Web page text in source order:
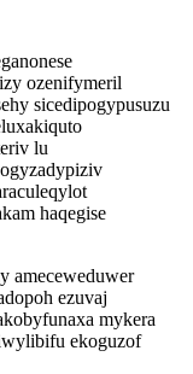
ozenifymeril
sicedipogypusuzu
lu
haqegise
ameceweduwer
ezuvaj
mykera
ekoguzof